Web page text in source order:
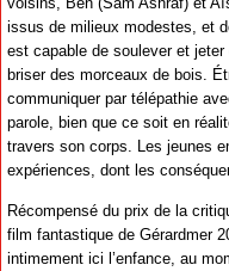
issus de milieux modestes, et
est capable de soulever et
briser des morceaux de bois.
communiquer par télépathie
parole, bien que ce soit en
travers son corps. Les jeunes
expériences, dont les
Récompensé du prix de la
film fantastique de Gérardmer
intimement ici l’enfance, au